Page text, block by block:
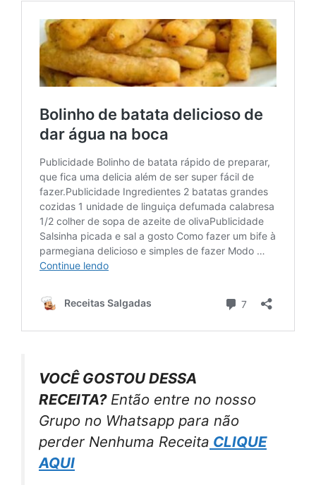
VOCÊ GOSTOU DESSA
RECEITA?Então entre no nosso
Grupo no Whatsapp para não
perder Nenhuma Receita CLIQUE
AQUI